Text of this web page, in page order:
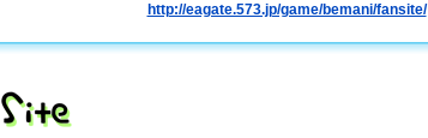
http://eagate.573.jp/game/bemani/fansite/